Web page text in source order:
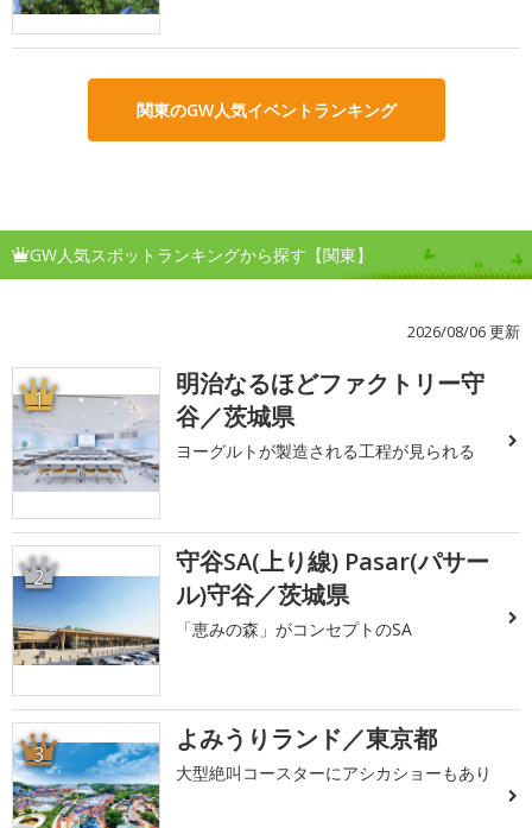
関東のGW人気イベントランキング
GW人気スポットランキングから探す【関東】
2026/08/06 更新
1
明治なるほどファクトリー守
谷／茨城県
ヨーグルトが製造される工程が見られる
2
守谷SA(上り線) Pasar(パサー
ル)守谷／茨城県
「恵みの森」がコンセプトのSA
3 よみうりランド／東京都
大型絶叫コースターにアシカショーもあり